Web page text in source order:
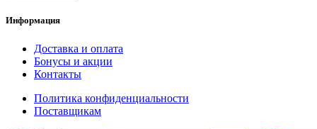
Информация
Доставка и оплата
Бонусы и акции
Контакты
Политика конфиденциальности
Поставщикам